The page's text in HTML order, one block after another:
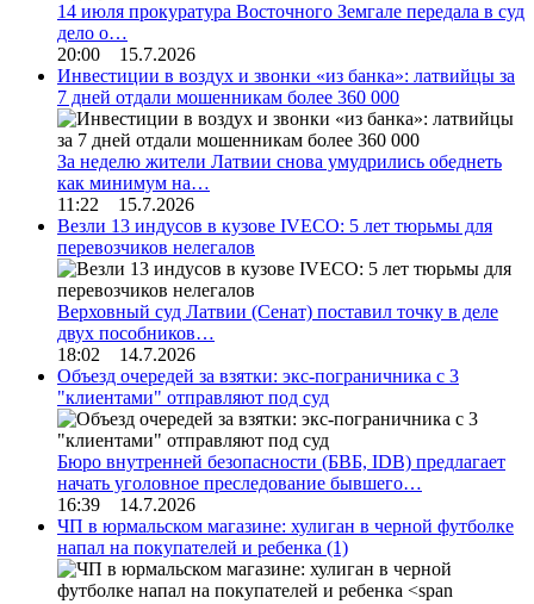
14 июля прокуратура Восточного Земгале передала в суд
дело о…
20:00 15.7.2026
Инвестиции в воздух и звонки «из банка»: латвийцы за
7 дней отдали мошенникам более 360 000
За неделю жители Латвии снова умудрились обеднеть
как минимум на…
11:22 15.7.2026
Везли 13 индусов в кузове IVECO: 5 лет тюрьмы для
перевозчиков нелегалов
Верховный суд Латвии (Сенат) поставил точку в деле
двух пособников…
18:02 14.7.2026
Объезд очередей за взятки: экс-пограничника с 3
"клиентами" отправляют под суд
Бюро внутренней безопасности (БВБ, IDB) предлагает
начать уголовное преследование бывшего…
16:39 14.7.2026
ЧП в юрмальском магазине: хулиган в черной футболке
напал на покупателей и ребенка (1)